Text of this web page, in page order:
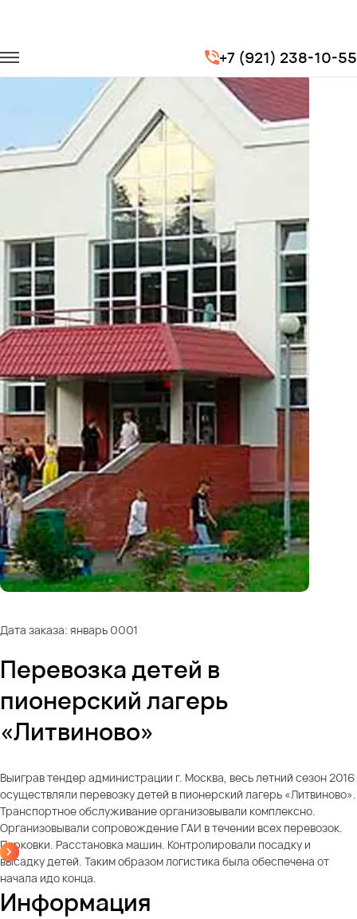
+7 (921) 238-10-55
Городские перевозки
Перевозка детей в пионерский лагерь «Литвиново»
Дата заказа: январь 0001
Перевозка детей в
пионерский лагерь
«Литвиново»
Выиграв тендер администрации г. Москва, весь летний сезон 2016
осуществляли перевозку детей в пионерский лагерь «Литвиново».
Транспортное обслуживание организовывали комплексно.
Организовывали сопровождение ГАИ в течении всех перевозок.
Парковки. Расстановка машин. Контролировали посадку и
высадку детей. Таким образом логистика была обеспечена от
начала идо конца.
Информация